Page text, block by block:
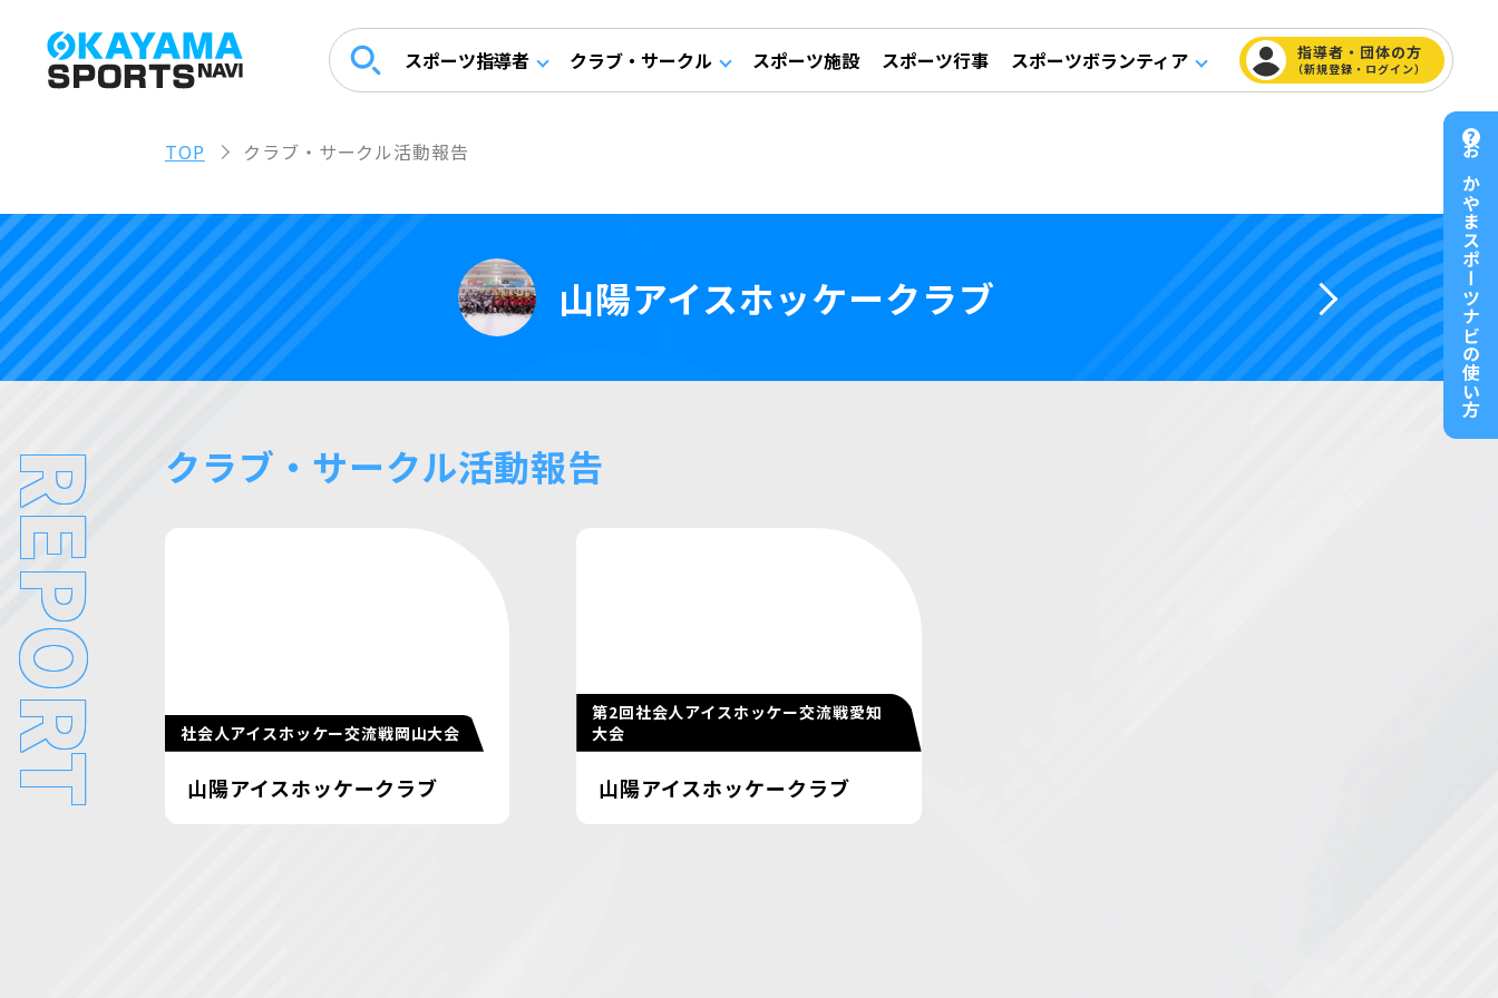
スポーツ指導者 クラブ・サークル スポーツ施設 スポーツ行事 スポーツボランティア 指導者・団体の方
（新規登録・ログイン）
TOP クラブ・サークル活動報告
山陽アイスホッケークラブ
クラブ・サークル活動報告
社会人アイスホッケー交流戦岡山大会
山陽アイスホッケークラブ
第2回社会人アイスホッケー交流戦愛知
大会
山陽アイスホッケークラブ
おかやまスポーツナビの使い方